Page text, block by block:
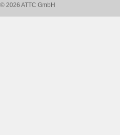
© 2026 ATTC GmbH